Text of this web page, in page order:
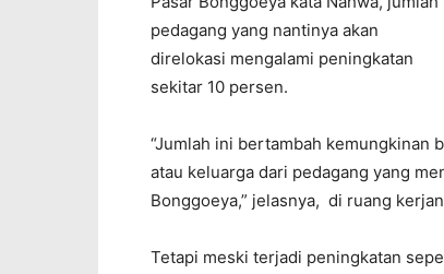
pedagang yang nantinya akan
direlokasi mengalami peningkatan
sekitar 10 persen.
“Jumlah ini bertambah kemungkinan
atau keluarga dari pedagang yang
Bonggoeya,” jelasnya, di ruang
Tetapi meski terjadi peningkatan